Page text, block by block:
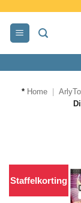
inhoud
* Home
Staffelkorting